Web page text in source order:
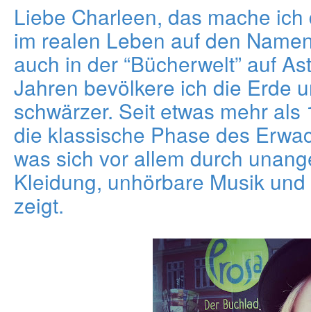
Liebe Charleen, das mache
im realen Leben auf den
auch in der “Bücherwelt” auf
Jahren bevölkere ich die Erde
schwärzer. Seit etwas mehr
die klassische Phase des
was sich vor allem durch
Kleidung, unhörbare Musik
zeigt.